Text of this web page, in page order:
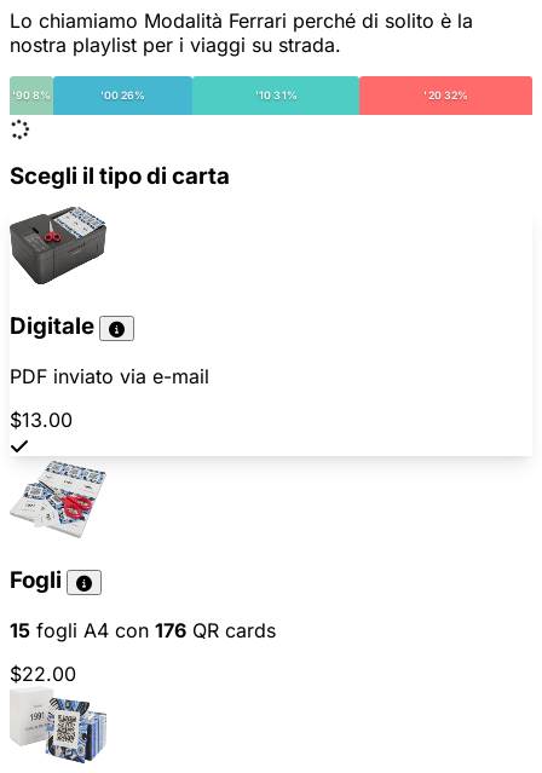
Lo chiamiamo Modalità Ferrari perché di solito è la
nostra playlist per i viaggi su strada.
'90 8% '00 26% '10 31% '20 32%
Scegli il tipo di carta
Digitale
PDF inviato via e-mail
$13.00
Fogli
15 fogli A4 con 176 QR cards
$22.00